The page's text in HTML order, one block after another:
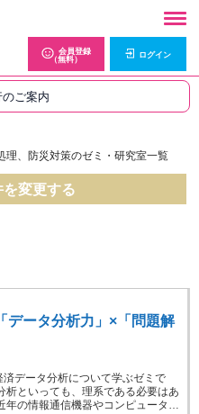
会員登録
（無料）
ログイン
のご案内
理、防災対策のゼミ・研究室一覧
変更する
データ分析力」×「問題解
済データ分析について学ぶゼミで
析といっても、理系である必要はあ
年の情報通信機器やコンピュータ…